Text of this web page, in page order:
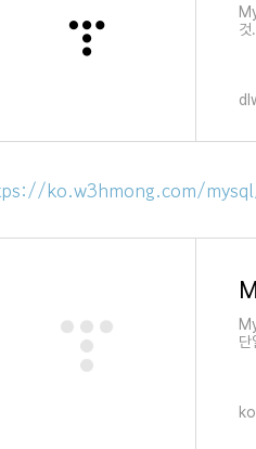
것
ko.w3hmong.com/
단